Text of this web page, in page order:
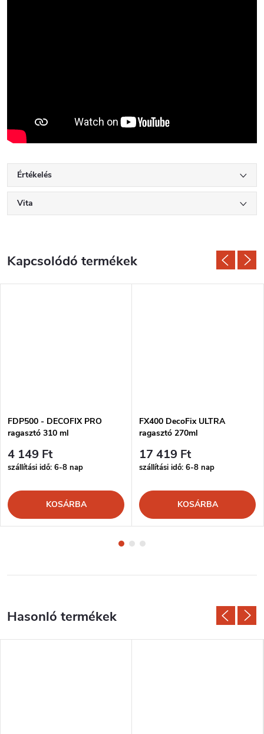
Értékelés
Vita
Kapcsolódó termékek
FDP500 - DECOFIX PRO
ragasztó 310 ml
4 149 Ft
szállítási idő: 6-8 nap
KOSÁRBA
FX400 DecoFix ULTRA
ragasztó 270ml
17 419 Ft
szállítási idő: 6-8 nap
KOSÁRBA